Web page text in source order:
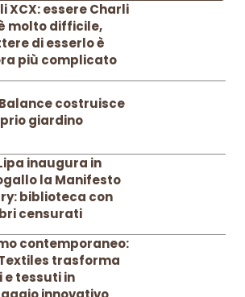
XCX: essere Charli
molto difficile,
di esserlo è
più complicato
costruisce
giardino
inaugura in
la Manifesto
biblioteca con
censurati
contemporaneo:
trasforma
e tessuti in